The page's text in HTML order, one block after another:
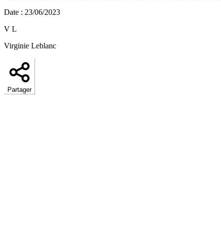
Date : 23/06/2023
V L
Virginie Leblanc
Partager